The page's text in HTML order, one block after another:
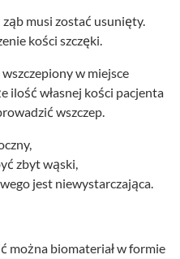
musi zostać usunięty.
kości szczęki.
w miejsce
ilość własnej kości pacjenta
wszczep.
zbyt wąski,
jest niewystarczająca.
można biomateriał w formie